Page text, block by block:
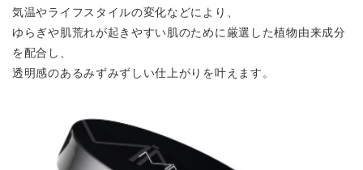
気温やライフスタイルの変化などにより、
ゆらぎや肌荒れが起きやすい肌のために厳選した植物由来成分
を配合し、
透明感のあるみずみずしい仕上がりを叶えます。